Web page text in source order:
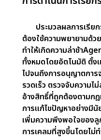
การประเมินควา
การประเมินความเ
จำลองที่กว้างขวางแ
ถึงสถานการณ์ที่เป็น
แต่ละรายอย่างถูกต้
โดยการใช้แหล่งข้อมู
IoT นิสัยการขับขี่ ตั
แวดล้อมเช่นสภาพอ